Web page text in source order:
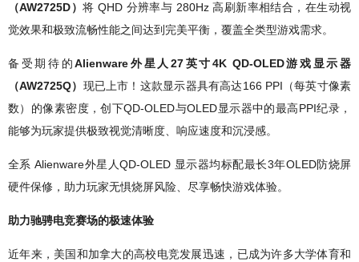
（AW2725D）将 QHD 分辨率与 280Hz 高刷新率相结合，在生动视
觉效果和极致流畅性能之间达到完美平衡，覆盖全类型游戏需求。
备受期待的Alienware外星人27英寸4K QD-OLED游戏显示器
（AW2725Q） 现已上市！这款显示器具有高达166 PPI（每英寸像素
数）的像素密度，创下QD-OLED与OLED显示器中的最高PPI纪录，
能够为玩家提供极致视觉清晰度、响应速度和沉浸感。
全系 Alienware外星人QD-OLED 显示器均标配最长3年OLED防烧屏
硬件保修，助力玩家无惧烧屏风险、尽享畅快游戏体验。
助力驰骋电竞赛场的极速体验
近年来，美国和加拿大的高校电竞发展迅速，已成为许多大学体育和